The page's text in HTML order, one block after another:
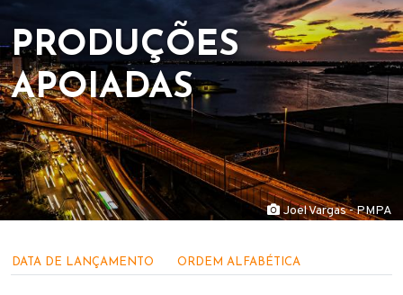
PRODUÇÕES
APOIADAS
Joel Vargas - PMPA
Menu - Produções apoiadas
DATA DE LANÇAMENTO ORDEM ALFABÉTICA